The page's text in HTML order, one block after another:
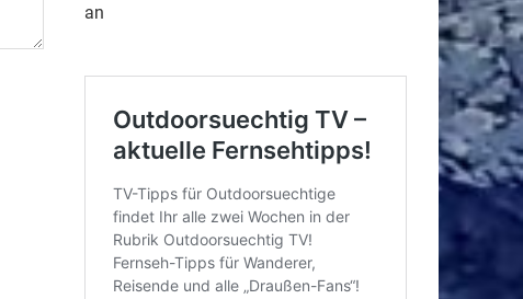
an